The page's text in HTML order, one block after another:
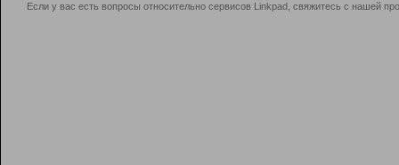
Если у вас есть вопросы относительно сервисов Linkpad, свяжитесь с нашей